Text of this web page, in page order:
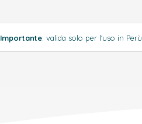
Importante: valida solo per l'uso in Perù